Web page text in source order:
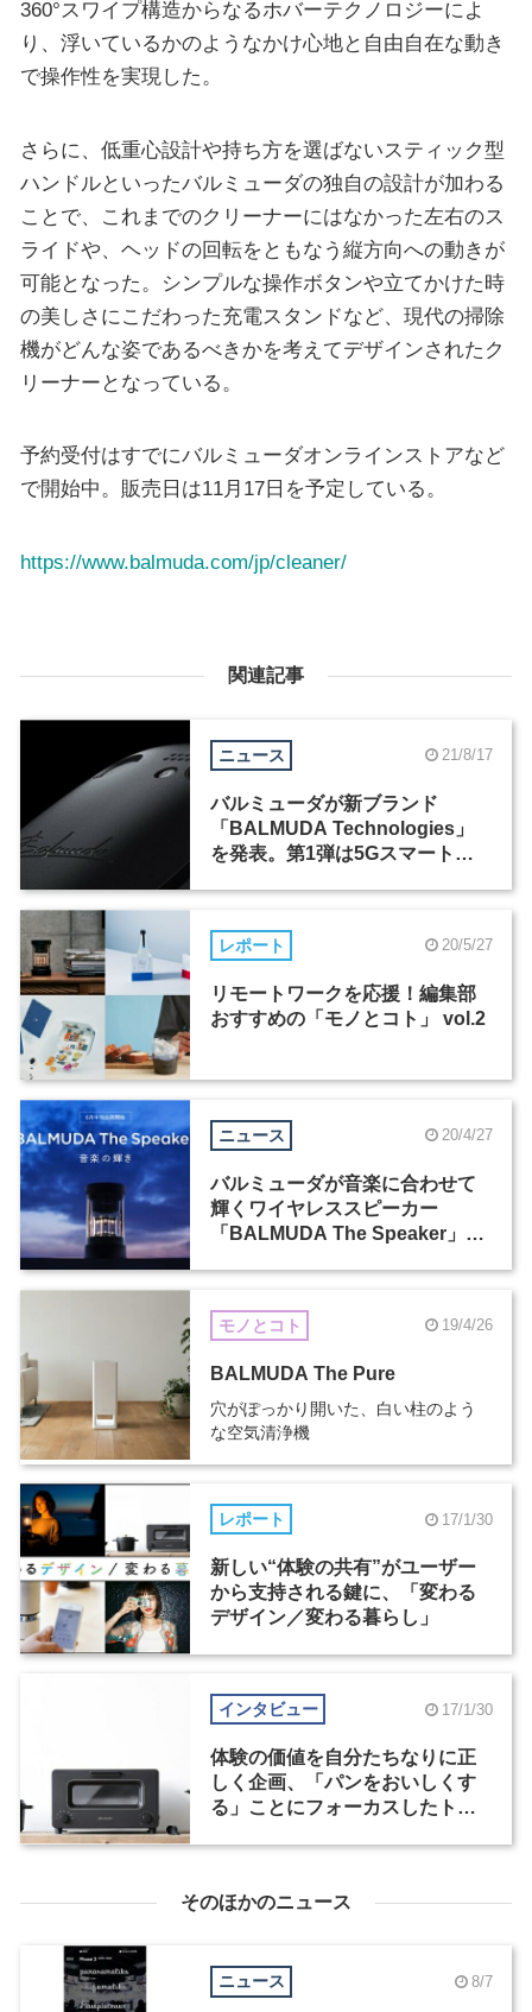
360°スワイプ構造からなるホバーテクノロジーによ
り、浮いているかのようなかけ心地と自由自在な動き
で操作性を実現した。
さらに、低重心設計や持ち方を選ばないスティック型
ハンドルといったバルミューダの独自の設計が加わる
ことで、これまでのクリーナーにはなかった左右のス
ライドや、ヘッドの回転をともなう縦方向への動きが
可能となった。シンプルな操作ボタンや立てかけた時
の美しさにこだわった充電スタンドなど、現代の掃除
機がどんな姿であるべきかを考えてデザインされたク
リーナーとなっている。
予約受付はすでにバルミューダオンラインストアなど
で開始中。販売日は11月17日を予定している。
https://www.balmuda.com/jp/cleaner/
関連記事
ニュース 21/8/17
バルミューダが新ブランド
「BALMUDA Technologies」
を発表。第1弾は5Gスマートフ
レポート 20/5/27
リモートワークを応援！編集部
おすすめの「モノとコト」 vol.2
ニュース 20/4/27
バルミューダが音楽に合わせて
輝くワイヤレススピーカー
「BALMUDA The Speaker」を
モノとコト 19/4/26
BALMUDA The Pure
穴がぽっかり開いた、白い柱のよう
な空気清浄機
レポート 17/1/30
新しい“体験の共有”がユーザー
から支持される鍵に、「変わる
デザイン／変わる暮らし」
インタビュー 17/1/30
体験の価値を自分たちなりに正
しく企画、「パンをおいしくす
る」ことにフォーカスしたトー
そのほかのニュース
ニュース 8/7